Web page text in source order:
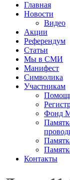
Главная
Новости
Видео
Акции
Референдум
Статьи
Мы в СМИ
Манифест
Символика
Участникам
Фонд
Контакты